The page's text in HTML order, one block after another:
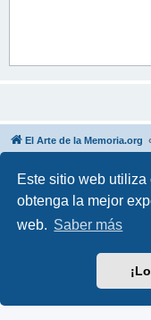
Este sitio web
obtenga la mejor
web. Saber más
El Arte de la Memoria.org
Desarrollado por